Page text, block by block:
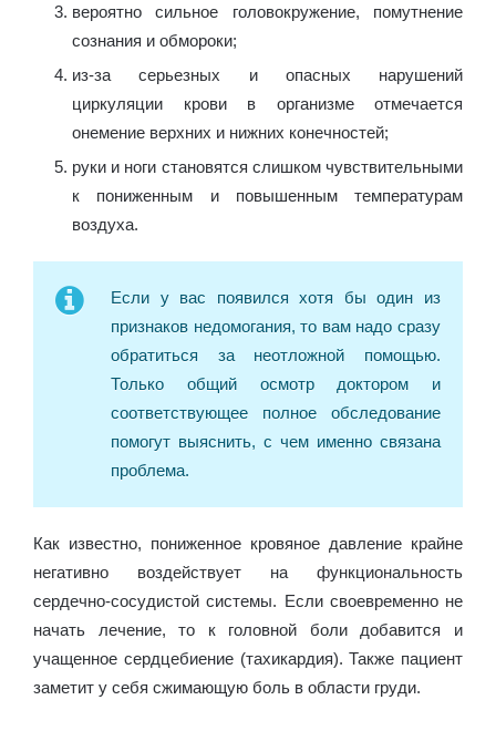
вероятно сильное головокружение, помутнение
сознания и обмороки;
из-за серьезных и опасных нарушений
циркуляции крови в организме отмечается
онемение верхних и нижних конечностей;
руки и ноги становятся слишком чувствительными
к пониженным и повышенным температурам
воздуха.
Если у вас появился хотя бы один из
признаков недомогания, то вам надо сразу
обратиться за неотложной помощью.
Только общий осмотр доктором и
соответствующее полное обследование
помогут выяснить, с чем именно связана
проблема.
Как известно, пониженное кровяное давление крайне
негативно воздействует на функциональность
сердечно-сосудистой системы. Если своевременно не
начать лечение, то к головной боли добавится и
учащенное сердцебиение (тахикардия). Также пациент
заметит у себя сжимающую боль в области груди.